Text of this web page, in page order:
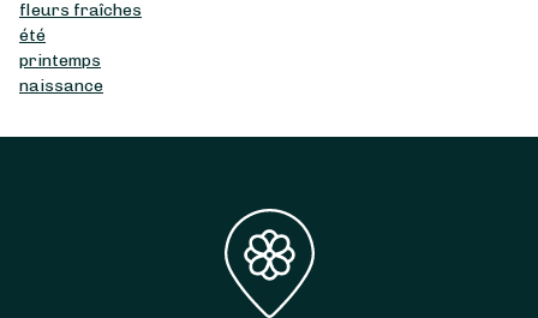
fleurs fraîches
été
printemps
naissance